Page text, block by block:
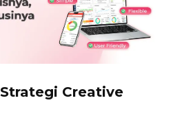
Creative